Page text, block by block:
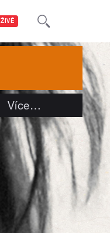
ŽIVĚ
Více…